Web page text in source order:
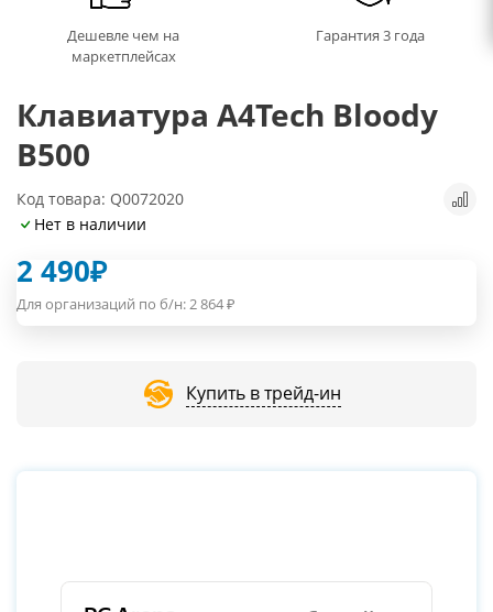
Дешевле чем на
маркетплейсах
Гарантия 3 года
Клавиатура A4Tech Bloody
B500
Код товара: Q0072020
Нет в наличии
2 490₽
Для организаций по б/н:2 864₽
Купить в трейд-ин